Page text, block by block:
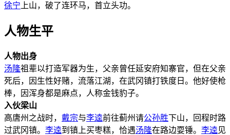
徐宁 上山，破了连环马，首立头功。
人物生平
人物出身
汤隆祖辈以打造军器为生，父亲曾任延安府知寨官，但在父亲
死后，因生性好赌，流落江湖，在武冈镇打铁度日。他好使枪
棒，因浑身都是麻点，人称金钱豹子。
入伙梁山
高唐州之战时， 戴宗与李逵前往蓟州请公孙胜下山，回程时路
过武冈镇。 李逵到镇上买枣糕，恰遇汤隆在路边耍锤。 李逵见